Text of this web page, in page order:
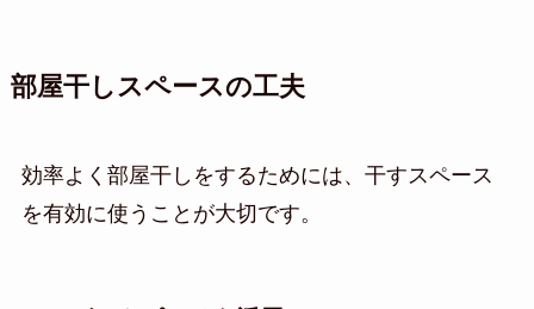
部屋干しスペースの工夫
効率よく部屋干しをするためには、干すスペース
を有効に使うことが大切です。